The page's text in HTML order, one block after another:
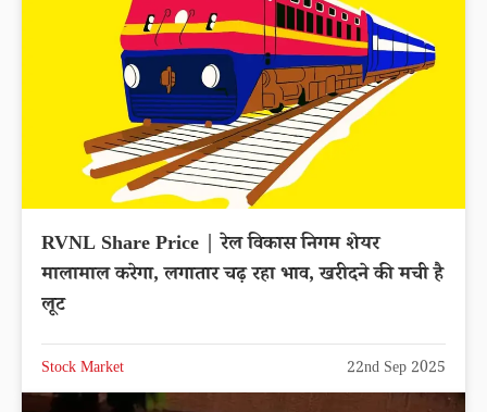
RVNL Share Price | रेल विकास निगम शेयर
मालामाल करेगा, लगातार चढ़ रहा भाव, खरीदने की मची है
लूट
Stock Market 22nd Sep 2025